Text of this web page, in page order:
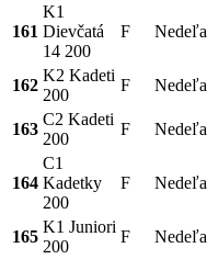
161
K1
Dievčatá
14 200
F Nedeľa
162
K2 Kadeti
200
F Nedeľa
163
C2 Kadeti
200
F Nedeľa
164
C1
Kadetky
200
F Nedeľa
165
K1 Juniori
200
F Nedeľa